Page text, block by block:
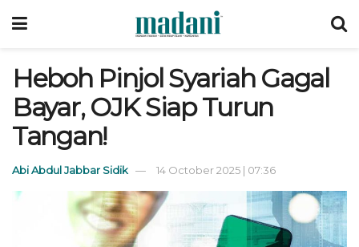
Heboh Pinjol Syariah Gagal
Bayar, OJK Siap Turun
Tangan!
Abi Abdul Jabbar Sidik 14 October 2025 | 07:36